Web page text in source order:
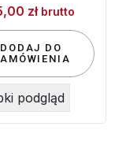
zł brutto
DODAJ DO
podgląd